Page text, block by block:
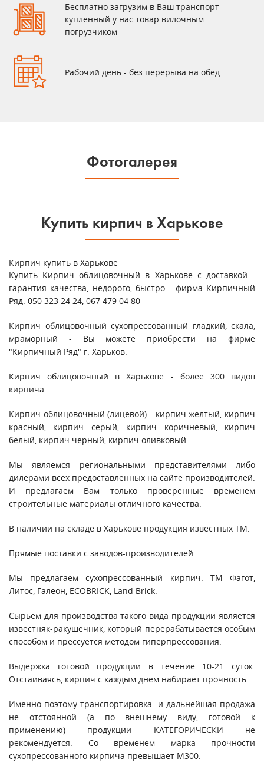
Бесплатно загрузим в Ваш транспорт
купленный у нас товар вилочным
погрузчиком
Рабочий день - без перерыва на обед .
Фотогалерея
Купить кирпич в Харькове
Кирпич купить в Харькове
Купить Кирпич облицовочный в Харьковес доставкой -
гарантия качества, недорого, быстро - фирма Кирпичный
Ряд. 050 323 24 24, 067 479 04 80
Кирпич облицовочный сухопрессованный гладкий, скала,
мраморный - Вы можете приобрести на фирме
"Кирпичный Ряд" г. Харьков.
Кирпич облицовочный в Харькове - более 300 видов
кирпича.
Кирпич облицовочный (лицевой) - кирпич желтый, кирпич
красный, кирпич серый, кирпич коричневый, кирпич
белый, кирпич черный, кирпич оливковый.
Мы являемся региональными представителями либо
дилерами всех предоставленных на сайте производителей.
И предлагаем Вам только проверенные временем
строительные материалы отличного качества.
В наличии на складе в Харькове продукция известных ТМ.
Прямые поставки с заводов-производителей.
Мы предлагаем сухопрессованный кирпич: ТМ Фагот,
Литос, Галеон, ECOBRICK, Land Brick.
Сырьем для производства такого вида продукции является
известняк-ракушечник, который перерабатывается особым
способом и прессуется методом гиперпрессования.
Выдержка готовой продукции в течение 10-21 суток.
Отстаиваясь, кирпич с каждым днем набирает прочность.
Именно поэтому транспортировка и дальнейшая продажа
не отстоянной (а по внешнему виду, готовой к
применению) продукции КАТЕГОРИЧЕСКИ не
рекомендуется. Со временем марка прочности
сухопрессованного кирпича превышает М300.